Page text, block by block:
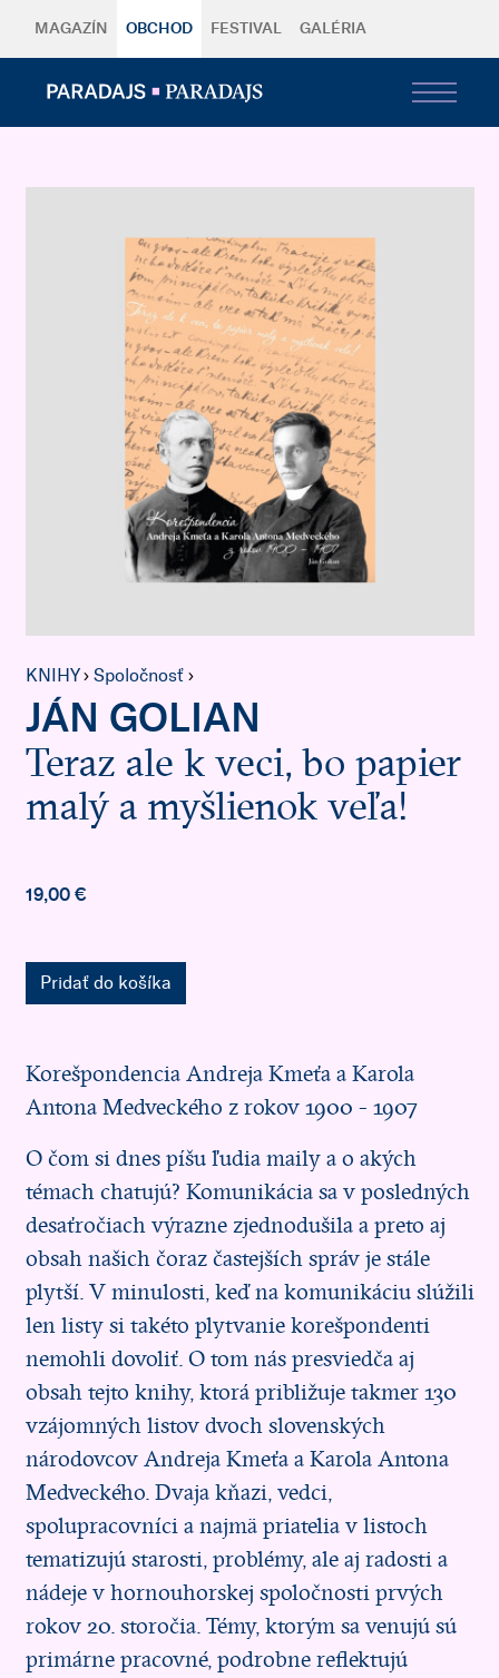
MAGAZÍN OBCHOD FESTIVAL GALÉRIA
KNIHY› Spoločnosť›
JÁN GOLIAN
Teraz ale k veci, bo papier
malý a myšlienok veľa!
19,00 €
Pridať do košíka
Korešpondencia Andreja Kmeťa a Karola
Antona Medveckého z rokov 1900 - 1907
O čom si dnes píšu ľudia maily a o akých
témach chatujú? Komunikácia sa v posledných
desaťročiach výrazne zjednodušila a preto aj
obsah našich čoraz častejších správ je stále
plytší. V minulosti, keď na komunikáciu slúžili
len listy si takéto plytvanie korešpondenti
nemohli dovoliť. O tom nás presviedča aj
obsah tejto knihy, ktorá približuje takmer 130
vzájomných listov dvoch slovenských
národovcov Andreja Kmeťa a Karola Antona
Medveckého. Dvaja kňazi, vedci,
spolupracovníci a najmä priatelia v listoch
tematizujú starosti, problémy, ale aj radosti a
nádeje v hornouhorskej spoločnosti prvých
rokov 20. storočia. Témy, ktorým sa venujú sú
primárne pracovné, podrobne reflektujú